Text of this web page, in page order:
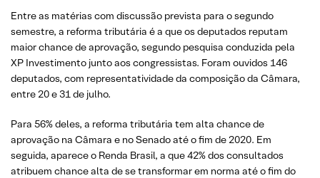
Entre as matérias com discussão prevista para o segundo
semestre, a reforma tributária é a que os deputados reputam
maior chance de aprovação, segundo pesquisa conduzida pela
XP Investimento junto aos congressistas. Foram ouvidos 146
deputados, com representatividade da composição da Câmara,
entre 20 e 31 de julho.
Para 56% deles, a reforma tributária tem alta chance de
aprovação na Câmara e no Senado até o fim de 2020. Em
seguida, aparece o Renda Brasil, a que 42% dos consultados
atribuem chance alta de se transformar em norma até o fim do